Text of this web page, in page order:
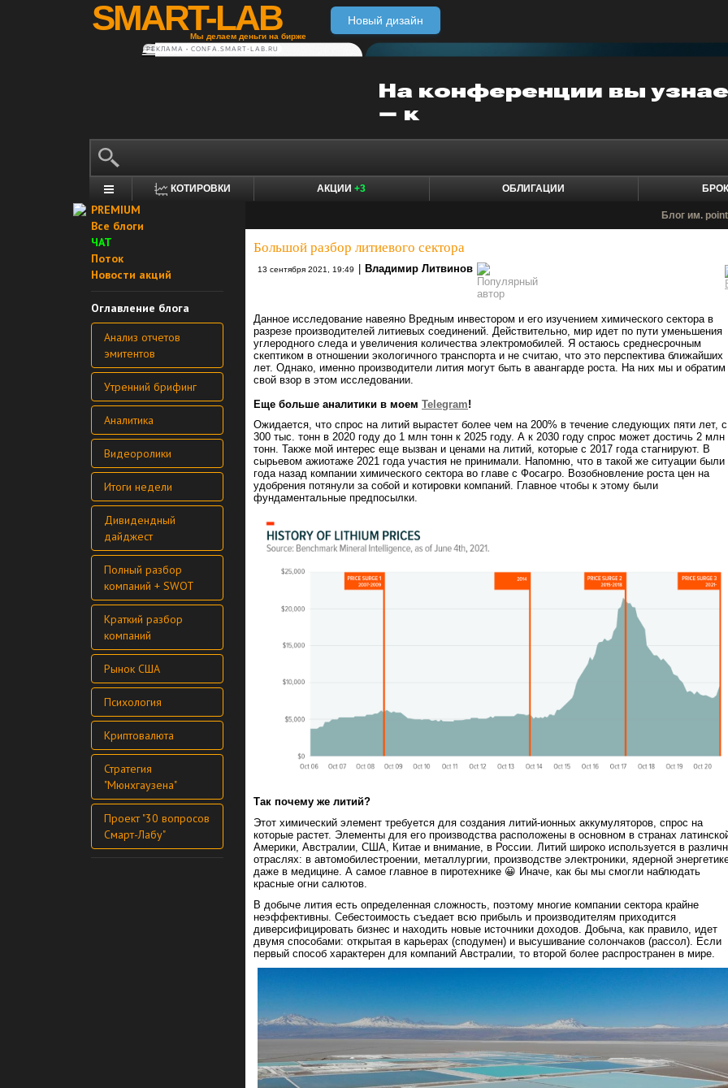
SMART-LAB
Мы делаем деньги на бирже
Новый дизайн
РЕКЛАМА • CONFA.SMART-LAB.RU
КОТИРОВКИ АКЦИИ +3 ОБЛИГАЦИИ
PREMIUM
Все блоги
ЧАТ
Поток
Новости акций
Оглавление блога
Анализ отчетов
эмитентов
Утренний брифинг
Аналитика
Видеоролики
Итоги недели
Дивидендный
дайджест
Полный разбор
компаний + SWOT
Краткий разбор
компаний
Рынок США
Психология
Криптовалюта
Стратегия
"Мюнхгаузена"
Проект "30 вопросов
Смарт-Лабу"
Блог им.
Большой разбор литиевого сектора
13 сентября 2021, 19:49 Владимир Литвинов
Данное исследование навеяно Вредным инвестором и его изучением химического сектора в
разрезе производителей литиевых соединений. Действительно, мир идет по пути уменьшения
углеродного следа и увеличения количества электромобилей. Я остаюсь среднесрочным
скептиком в отношении экологичного транспорта и не считаю, что это перспектива ближайших
лет. Однако, именно производители лития могут быть в авангарде роста. На них мы и обратим
свой взор в этом исследовании.
Еще больше аналитики в моем Telegram!
Ожидается, что спрос на литий вырастет более чем на 200% в течение следующих пяти лет, с
300 тыс. тонн в 2020 году до 1 млн тонн к 2025 году. А к 2030 году спрос может достичь 2 млн
тонн. Также мой интерес еще вызван и ценами на литий, которые с 2017 года стагнируют. В
сырьевом ажиотаже 2021 года участия не принимали. Напомню, что в такой же ситуации были
года назад компании химического сектора во главе с Фосагро. Возобновление роста цен на
удобрения потянули за собой и котировки компаний. Главное чтобы к этому были
фундаментальные предпосылки.
Так почему же литий?
Этот химический элемент требуется для создания литий-ионных аккумуляторов, спрос на
которые растет. Элементы для его производства расположены в основном в странах
Америки, Австралии, США, Китае и внимание, в России. Литий широко используется в
отраслях: в автомобилестроении, металлургии, производстве электроники, ядерной
даже в медицине. А самое главное в пиротехнике 😀 Иначе, как бы мы смогли наблюдать
красные огни салютов.
В добыче лития есть определенная сложность, поэтому многие компании сектора крайне
неэффективны. Себестоимость съедает всю прибыль и производителям приходится
диверсифицировать бизнес и находить новые источники доходов. Добыча, как правило, идет
двумя способами: открытая в карьерах (сподумен) и высушивание солончаков (рассол). Если
первый способ характерен для компаний Австралии, то второй более распространен в мире.